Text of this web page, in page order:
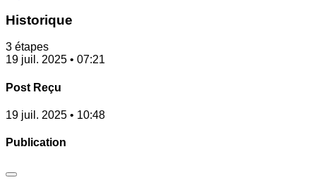
Historique
3 étapes
19 juil. 2025 • 07:21
Post Reçu
19 juil. 2025 • 10:48
Publication